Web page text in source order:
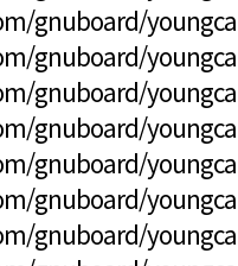
gnuboard/
gnuboard/
gnuboard/
gnuboard/
gnuboard/
gnuboard/
gnuboard/